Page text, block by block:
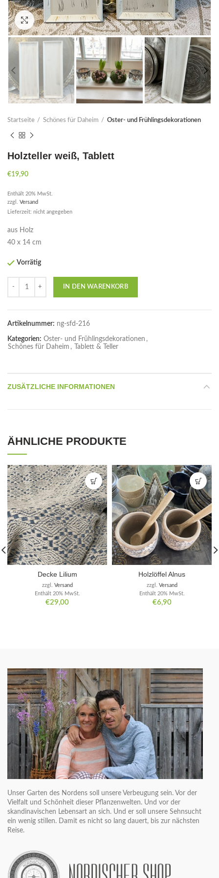
Click to enlarge
Startseite Schönes für Daheim Oster- und Frühlingsdekorationen
Holzteller weiß, Tablett
€19,90
Enthält 20% MwSt.
zzgl. Versand
Lieferzeit: nicht angegeben
aus Holz
40 x 14 cm
Vorrätig
IN DEN WARENKORB
Artikelnummer: ng-sfd-216
Kategorien: Oster- und Frühlingsdekorationen ,
Schönes für Daheim , Tablett & Teller
ZUSÄTZLICHE INFORMATIONEN
ÄHNLICHE PRODUKTE
Decke Lilium
€29,00
Enthält 20% MwSt.
zzgl. Versand
Holzlöffel Alnus
€6,90
Enthält 20% MwSt.
zzgl. Versand
Unser Garten des Nordens soll unsere Verbeugung sein. Vor der
Vielfalt und Schönheit dieser Pflanzenwelten. Und vor der
skandinavischen Lebensart an sich. Und er soll unsere Sehnsucht
ein wenig stillen. Damit es nicht so lang dauert, bis zur nächsten
Reise.